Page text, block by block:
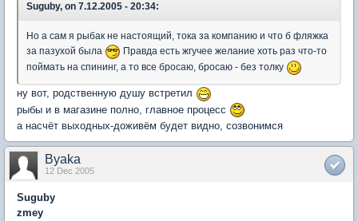
Suguby, on 7.12.2005 - 20:34:
Но а сам я рыбак не настоящий, тока за компанию и что б фляжка
за пазухой была
Правда есть жгучее желание хоть раз что-то
поймать на спининг, а то все бросаю, бросаю - без толку
ну вот, родственную душу встретил
рыбы и в магазине полно, главное процесс
а насчёт выходных-доживём будет видно, созвонимся
Byaka
12 Dec 2005
Suguby
zmey